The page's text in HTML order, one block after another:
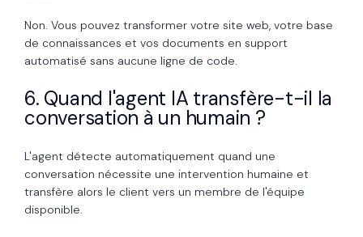
Non. Vous pouvez transformer votre site web, votre base
de connaissances et vos documents en support
automatisé sans aucune ligne de code.
6. Quand l'agent IA transfère-t-il la
conversation à un humain ?
L'agent détecte automatiquement quand une
conversation nécessite une intervention humaine et
transfère alors le client vers un membre de l'équipe
disponible.